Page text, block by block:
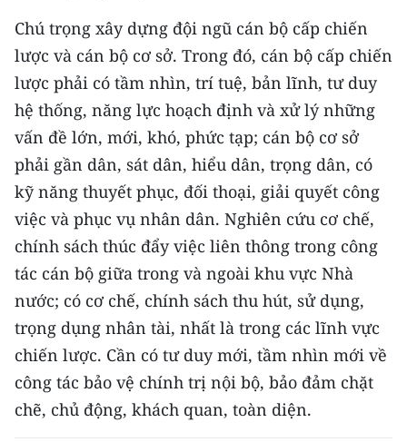
Chú trọng xây dựng đội ngũ cán bộ cấp chiến
lược và cán bộ cơ sở. Trong đó, cán bộ cấp chiến
lược phải có tầm nhìn, trí tuệ, bản lĩnh, tư duy
hệ thống, năng lực hoạch định và xử lý những
vấn đề lớn, mới, khó, phức tạp; cán bộ cơ sở
phải gần dân, sát dân, hiểu dân, trọng dân, có
kỹ năng thuyết phục, đối thoại, giải quyết công
việc và phục vụ nhân dân. Nghiên cứu cơ chế,
chính sách thúc đẩy việc liên thông trong công
tác cán bộ giữa trong và ngoài khu vực Nhà
nước; có cơ chế, chính sách thu hút, sử dụng,
trọng dụng nhân tài, nhất là trong các lĩnh vực
chiến lược. Cần có tư duy mới, tầm nhìn mới về
công tác bảo vệ chính trị nội bộ, bảo đảm chặt
chẽ, chủ động, khách quan, toàn diện.